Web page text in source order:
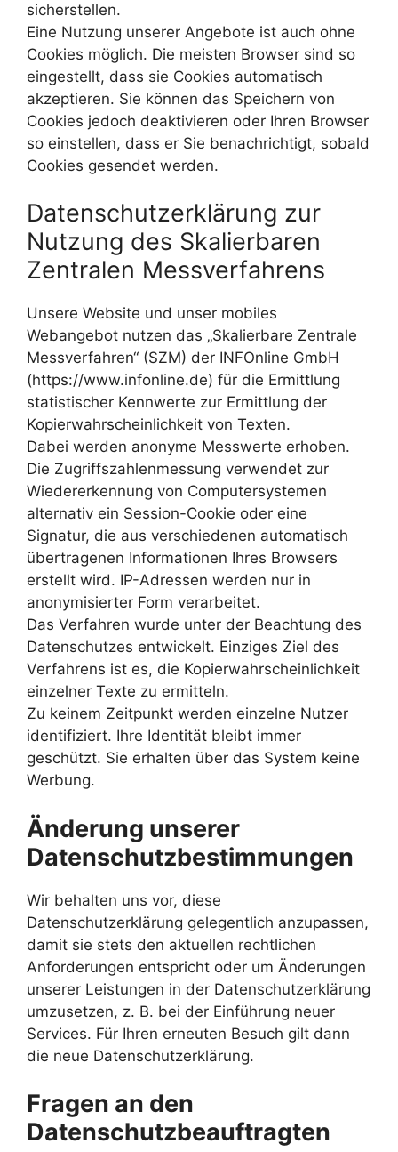
sicherstellen.
Eine Nutzung unserer Angebote ist auch ohne
Cookies möglich. Die meisten Browser sind so
eingestellt, dass sie Cookies automatisch
akzeptieren. Sie können das Speichern von
Cookies jedoch deaktivieren oder Ihren Browser
so einstellen, dass er Sie benachrichtigt, sobald
Cookies gesendet werden.
Datenschutzerklärung zur
Nutzung des Skalierbaren
Zentralen Messverfahrens
Unsere Website und unser mobiles
Webangebot nutzen das „Skalierbare Zentrale
Messverfahren“ (SZM) der INFOnline GmbH
(https://www.infonline.de) für die Ermittlung
statistischer Kennwerte zur Ermittlung der
Kopierwahrscheinlichkeit von Texten.
Dabei werden anonyme Messwerte erhoben.
Die Zugriffszahlenmessung verwendet zur
Wiedererkennung von Computersystemen
alternativ ein Session-Cookie oder eine
Signatur, die aus verschiedenen automatisch
übertragenen Informationen Ihres Browsers
erstellt wird. IP-Adressen werden nur in
anonymisierter Form verarbeitet.
Das Verfahren wurde unter der Beachtung des
Datenschutzes entwickelt. Einziges Ziel des
Verfahrens ist es, die Kopierwahrscheinlichkeit
einzelner Texte zu ermitteln.
Zu keinem Zeitpunkt werden einzelne Nutzer
identifiziert. Ihre Identität bleibt immer
geschützt. Sie erhalten über das System keine
Werbung.
Änderung unserer
Datenschutzbestimmungen
Wir behalten uns vor, diese
Datenschutzerklärung gelegentlich anzupassen,
damit sie stets den aktuellen rechtlichen
Anforderungen entspricht oder um Änderungen
unserer Leistungen in der Datenschutzerklärung
umzusetzen, z. B. bei der Einführung neuer
Services. Für Ihren erneuten Besuch gilt dann
die neue Datenschutzerklärung.
Fragen an den
Datenschutzbeauftragten